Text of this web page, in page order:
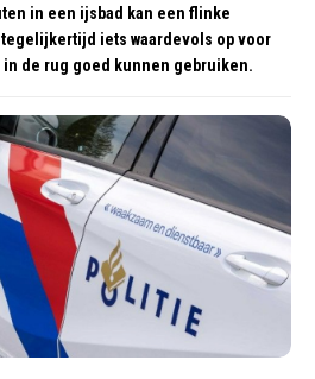
in een ijsbad kan een flinke
iets waardevols op voor
de rug goed kunnen gebruiken.